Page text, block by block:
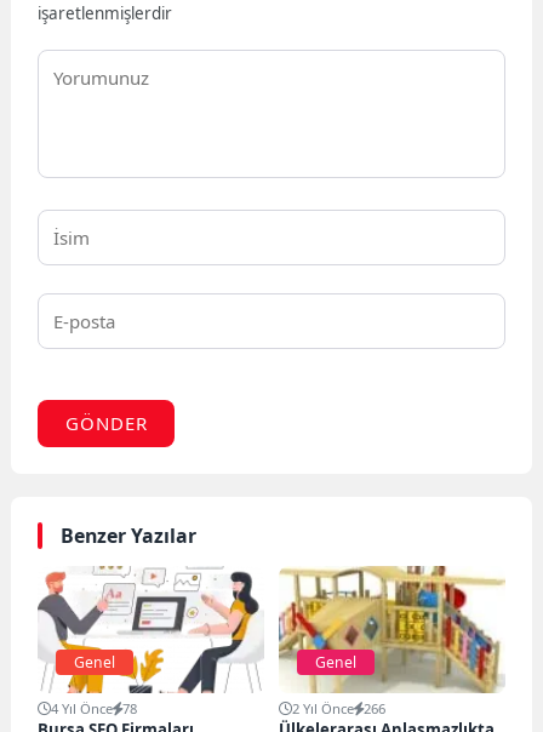
işaretlenmişlerdir
GÖNDER
Benzer Yazılar
Genel
4 Yıl Önce 78
Genel
2 Yıl Önce 266